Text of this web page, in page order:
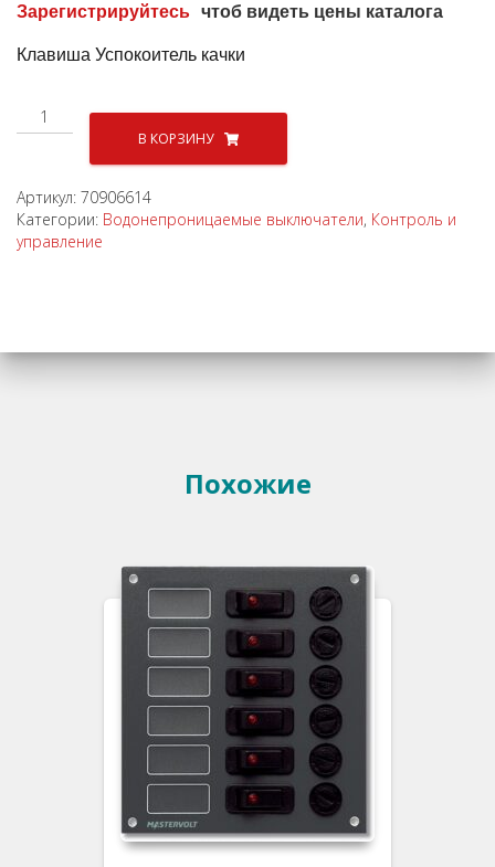
Зарегистрируйтесь чтоб видеть цены каталога
Клавиша Успокоитель качки
Количество
товара
качки
В КОРЗИНУ
Артикул: 70906614
Категории: Водонепроницаемые выключатели, Контроль и
управление
Похожие